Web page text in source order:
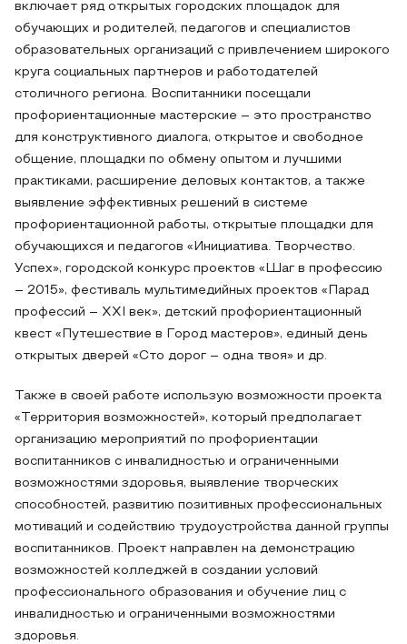
включает ряд открытых городских площадок для
обучающих и родителей, педагогов и специалистов
образовательных организаций с привлечением широкого
круга социальных партнеров и работодателей
столичного региона. Воспитанники посещали
профориентационные мастерские – это пространство
для конструктивного диалога, открытое и свободное
общение, площадки по обмену опытом и лучшими
практиками, расширение деловых контактов, а также
выявление эффективных решений в системе
профориентационной работы, открытые площадки для
обучающихся и педагогов «Инициатива. Творчество.
Успех», городской конкурс проектов «Шаг в профессию
– 2015», фестиваль мультимедийных проектов «Парад
профессий – XXI век», детский профориентационный
квест «Путешествие в Город мастеров», единый день
открытых дверей «Сто дорог – одна твоя» и др.
Также в своей работе использую возможности проекта
«Территория возможностей», который предполагает
организацию мероприятий по профориентации
воспитанников с инвалидностью и ограниченными
возможностями здоровья, выявление творческих
способностей, развитию позитивных профессиональных
мотиваций и содействию трудоустройства данной группы
воспитанников. Проект направлен на демонстрацию
возможностей колледжей в создании условий
профессионального образования и обучение лиц с
инвалидностью и ограниченными возможностями
здоровья.